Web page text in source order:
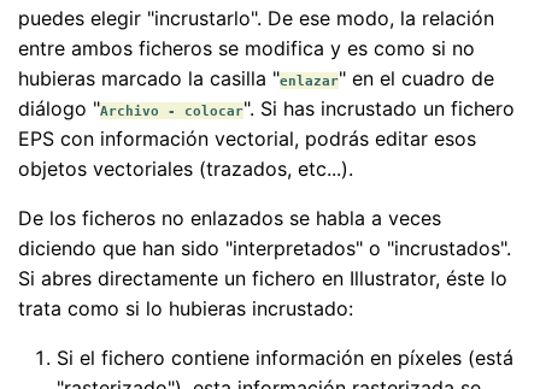
puedes elegir "incrustarlo". De ese modo, la relación
entre ambos ficheros se modifica y es como si no
hubieras marcado la casilla "enlazar" en el cuadro de
diálogo "Archivo - colocar". Si has incrustado un fichero
EPS con información vectorial, podrás editar esos
objetos vectoriales (trazados, etc...).
De los ficheros no enlazados se habla a veces
diciendo que han sido "interpretados" o "incrustados".
Si abres directamente un fichero en Illustrator, éste lo
trata como si lo hubieras incrustado:
Si el fichero contiene información en píxeles (está